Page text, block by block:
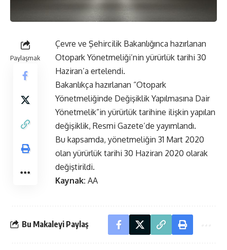
Paylaşmak
Çevre ve Şehircilik Bakanlığınca hazırlanan
Otopark Yönetmeliği’nin yürürlük tarihi 30
Haziran’a ertelendi.
Bakanlıkça hazırlanan “Otopark
Yönetmeliğinde Değişiklik Yapılmasına Dair
Yönetmelik”in yürürlük tarihine ilişkin yapılan
değişiklik, Resmi Gazete’de yayımlandı.
Bu kapsamda, yönetmeliğin 31 Mart 2020
olan yürürlük tarihi 30 Haziran 2020 olarak
değiştirildi.
Kaynak: AA
Bu Makaleyi Paylaş